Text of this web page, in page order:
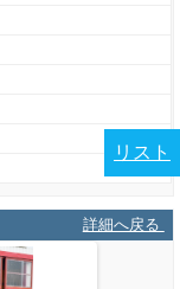
詳細へ戻る
リスト